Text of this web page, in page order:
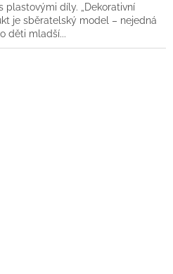
díly. „Dekorativní
je sběratelský model – nejedná
děti mladší...